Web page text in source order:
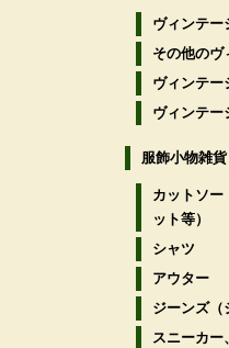
ヴィンテー
その他のヴ
ヴィンテー
ヴィンテー
服飾小物雑貨
カットソー
ット等）
シャツ
アウター
ジーンズ（
スニーカー